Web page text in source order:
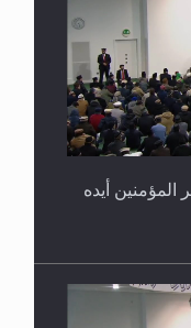
المؤمنين أيده